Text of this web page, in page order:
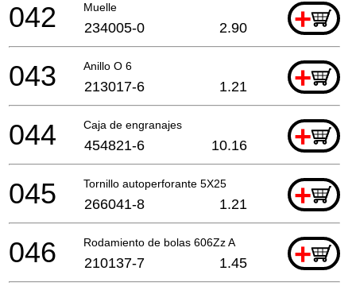
Muelle +
042 234005-0 2.90
Anillo O 6 +
043 213017-6 1.21
Caja de engranajes +
044 454821-6 10.16
Tornillo autoperforante 5X25 +
045 266041-8 1.21
Rodamiento de bolas 606Zz A +
046 210137-7 1.45